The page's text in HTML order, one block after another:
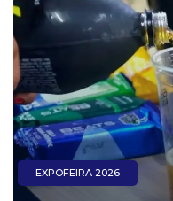
EXPOFEIRA 2026